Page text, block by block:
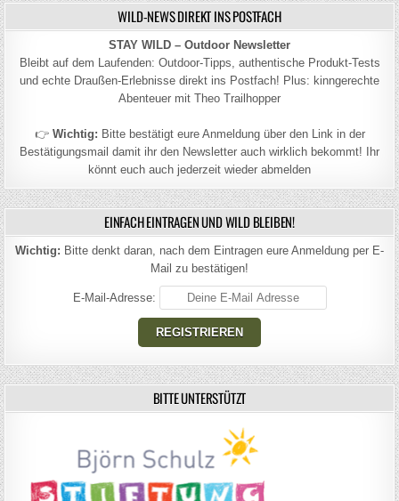
WILD-NEWS DIREKT INS POSTFACH
STAY WILD – Outdoor Newsletter
Bleibt auf dem Laufenden: Outdoor-Tipps, authentische Produkt-Tests
und echte Draußen-Erlebnisse direkt ins Postfach! Plus: kinngerechte
Abenteuer mit Theo Trailhopper
👉 Wichtig: Bitte bestätigt eure Anmeldung über den Link in der
Bestätigungsmail damit ihr den Newsletter auch wirklich bekommt! Ihr
könnt euch auch jederzeit wieder abmelden
EINFACH EINTRAGEN UND WILD BLEIBEN!
Wichtig: Bitte denkt daran, nach dem Eintragen eure Anmeldung per E-
Mail zu bestätigen!
E-Mail-Adresse:
BITTE UNTERSTÜTZT